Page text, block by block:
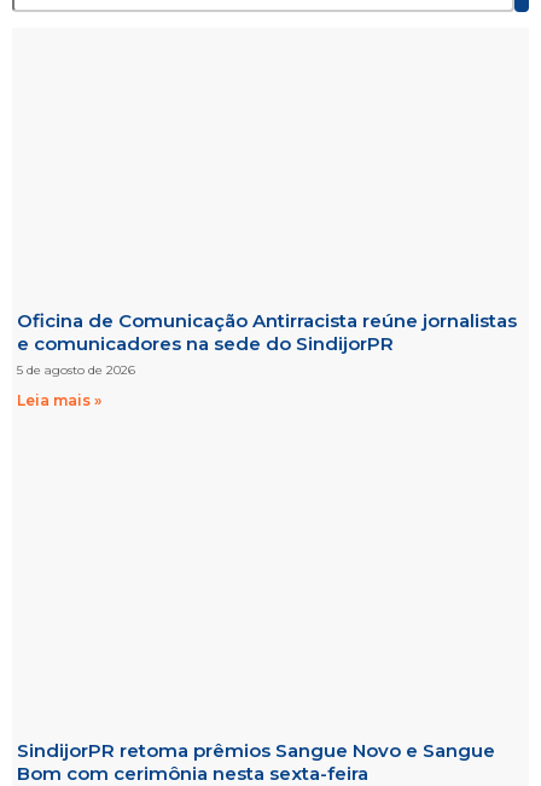
Oficina de Comunicação Antirracista reúne jornalistas
e comunicadores na sede do SindijorPR
5 de agosto de 2026
Leia mais »
SindijorPR retoma prêmios Sangue Novo e Sangue
Bom com cerimônia nesta sexta-feira